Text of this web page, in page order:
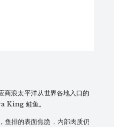
商浪太平洋从世界各地入口的
King 鲑鱼。
排的表面焦脆，内部肉质仍